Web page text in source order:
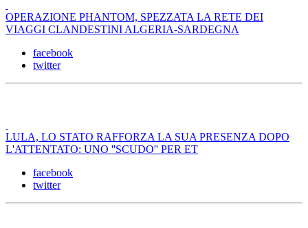
OPERAZIONE PHANTOM, SPEZZATA LA RETE DEI
VIAGGI CLANDESTINI ALGERIA-SARDEGNA
facebook
twitter
LULA, LO STATO RAFFORZA LA SUA PRESENZA DOPO
L'ATTENTATO: UNO ''SCUDO'' PER ET
facebook
twitter